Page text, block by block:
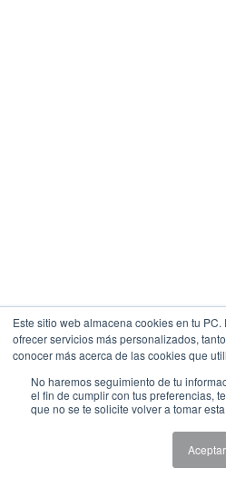
Este sitio web almacena cookies en tu
ofrecer servicios más personalizados,
conocer más acerca de las cookies que
No haremos seguimiento de tu
el fin de cumplir con tus preferencias,
que no se te solicite volver a tomar
Aceptar